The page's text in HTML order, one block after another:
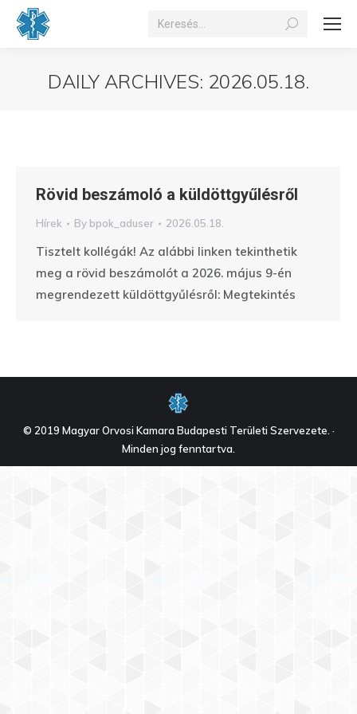
Search:
DAILY ARCHIVES: 2026.05.18.
Rövid beszámoló a küldöttgyűlésről
Hírek By bpok_aduser 2026.05.18.
Tisztelt kollégák! Az alábbi linken tekinthetik
meg a rövid beszámolót a 2026. május 9-én
megrendezett küldöttgyűlésről: Megtekintés
© 2019 Magyar Orvosi Kamara Budapesti Területi Szervezete. ·
Minden jog fenntartva.